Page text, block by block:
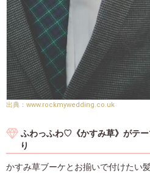
www.rockmywedding.co.uk
ふわっふわ♡《かすみ草》がテ
り
かすみ草ブーケとお揃いで付けたい